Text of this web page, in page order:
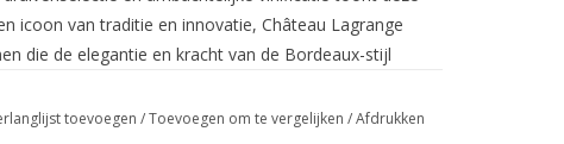
icoon van traditie en innovatie, Château Lagrange
die de elegantie en kracht van de Bordeaux-stijl
toevoegen /Toevoegen om te vergelijken /Afdrukken